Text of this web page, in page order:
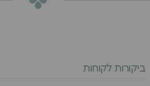
ביקורות לקוחות